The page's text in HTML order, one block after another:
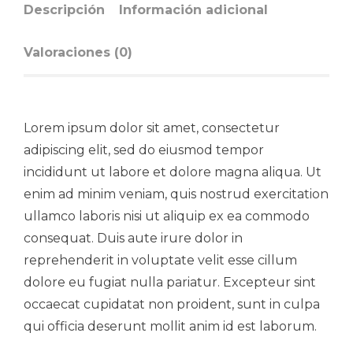
Descripción Información adicional
Valoraciones (0)
Lorem ipsum dolor sit amet, consectetur
adipiscing elit, sed do eiusmod tempor
incididunt ut labore et dolore magna aliqua. Ut
enim ad minim veniam, quis nostrud exercitation
ullamco laboris nisi ut aliquip ex ea commodo
consequat. Duis aute irure dolor in
reprehenderit in voluptate velit esse cillum
dolore eu fugiat nulla pariatur. Excepteur sint
occaecat cupidatat non proident, sunt in culpa
qui officia deserunt mollit anim id est laborum.